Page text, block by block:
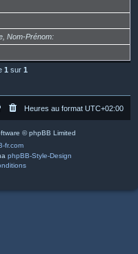
Nom-Prénom
1 sur 1
Heures au format UTC+02:00
© phpBB Limited
fr.com
phpBB-Style-Design